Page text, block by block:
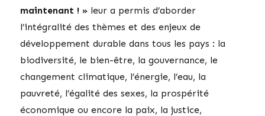
maintenant ! » leur a permis d’aborder
l’intégralité des thèmes et des enjeux de
développement durable dans tous les pays : la
biodiversité, le bien-être, la gouvernance, le
changement climatique, l’énergie, l’eau, la
pauvreté, l’égalité des sexes, la prospérité
économique ou encore la paix, la justice,